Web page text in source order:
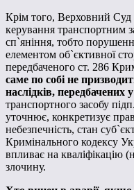
Крім того, Верховний Суд
керування транспортним
сп`яніння, тобто
елементом об`єктивної
передбаченого ст. 286
саме по собі не
наслідків, передбачених у
транспортного засобу
уточнює, конкретизує
небезпечність, стан
Кримінального кодексу
впливає на кваліфікацію
злочину.